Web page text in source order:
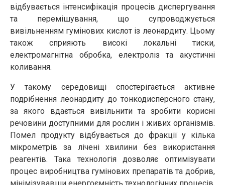
відбувається інтенсифікація процесів диспергування
та перемішування, що супроводжується
вивільненням гумінових кислот із леонардиту. Цьому
також сприяють високі локальні тиски,
електромагнітна обробка, електроліз та акустичні
коливання.
У такому середовищі спостерігається активне
подрібнення леонардиту до тонкодисперсного стану,
за якого вдається вивільнити та зробити корисні
речовини доступними для рослин і живих організмів.
Помел продукту відбувається до фракції у кілька
мікрометрів за лічені хвилини без використання
реагентів. Така технологія дозволяє оптимізувати
процес виробництва гумінових препаратів та добрив,